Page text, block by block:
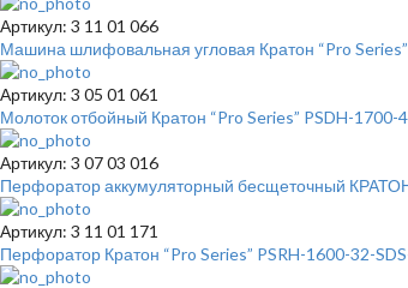
Артикул: 3 11 01 066
Машина шлифовальная угловая Кратон “Pro
Артикул: 3 05 01 061
Молоток отбойный Кратон “Pro Series” PSDH-1700-
Артикул: 3 07 03 016
Перфоратор аккумуляторный бесщеточный
Артикул: 3 11 01 171
Перфоратор Кратон “Pro Series” PSRH-1600-32-